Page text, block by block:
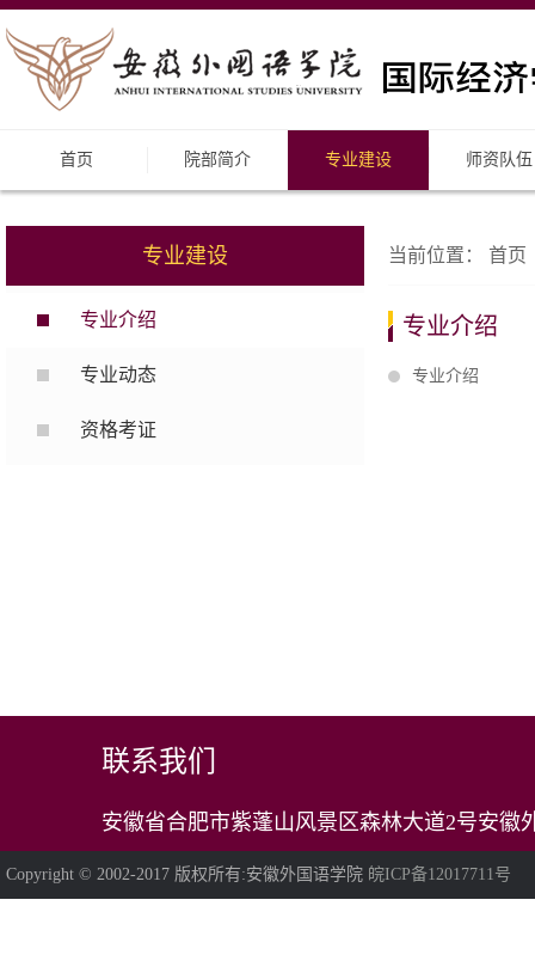
首页 院部简介 专业建设 师资队伍
专业建设
专业介绍
专业动态
资格考证
当前位置： 首页
专业介绍
专业介绍
联系我们
安徽省合肥市紫蓬山风景区森林大道2号安徽
Copyright © 2002-2017 版权所有:安徽外国语学院 皖ICP备12017711号